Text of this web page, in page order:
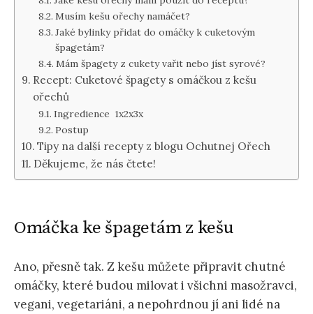
Musím kešu ořechy namáčet?
Jaké bylinky přidat do omáčky k cuketovým
špagetám?
Mám špagety z cukety vařit nebo jíst syrové?
Recept: Cuketové špagety s omáčkou z kešu
ořechů
Ingredience 1x2x3x
Postup
Tipy na další recepty z blogu Ochutnej Ořech
Děkujeme, že nás čtete!
Omáčka ke špagetám z kešu
Ano, přesně tak. Z kešu můžete připravit chutné
omáčky, které budou milovat i všichni masožravci,
vegani, vegetariáni, a nepohrdnou jí ani lidé na